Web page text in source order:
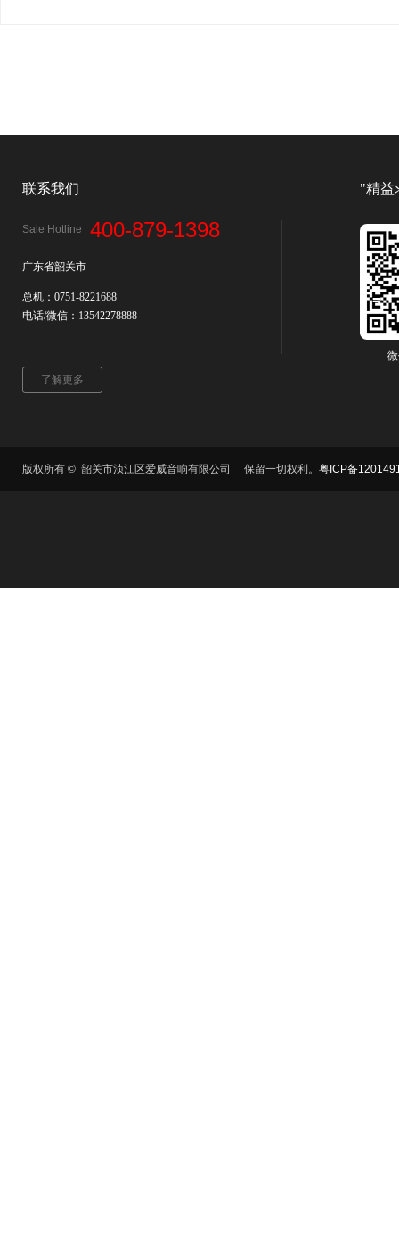
联系我们 "精益
了解更多
Sale Hotline
广东省韶关市
总机：0751-8221688
电话/微信：13542278888
400-879-1398
​版权所有 © 韶关市浈江区爱威音响有限公司 保留一切权利。 粤ICP备